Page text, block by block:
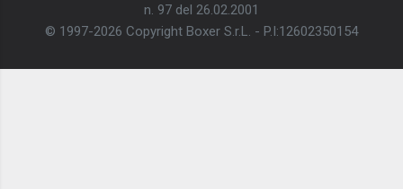
n. 97 del 26.02.2001
© 1997-2026 Copyright Boxer S.r.L. - P.I:12602350154